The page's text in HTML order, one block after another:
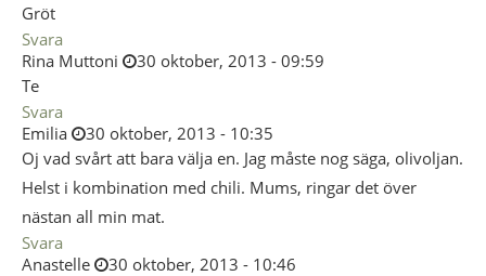
Gröt
Svara
Rina Muttoni
30 oktober, 2013 - 09:59
Te
Svara
Emilia
30 oktober, 2013 - 10:35
Oj vad svårt att bara välja en. Jag måste nog säga, olivoljan.
Helst i kombination med chili. Mums, ringar det över
nästan all min mat.
Svara
Anastelle
30 oktober, 2013 - 10:46